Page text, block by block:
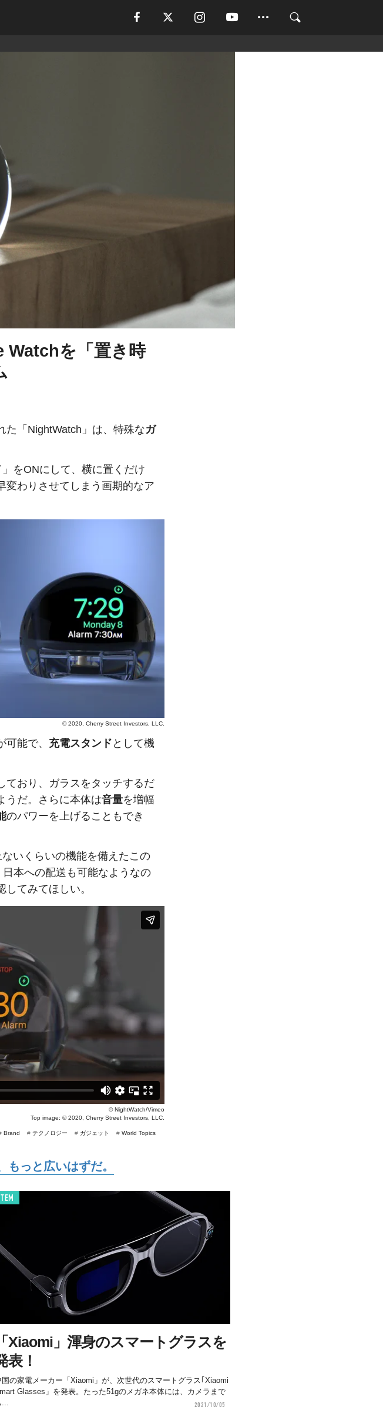
Watchを「置き時
た「NightWatch」は、特殊なガ
をONにして、横に置くだけ
変わりさせてしまう画期的なア
© 2020, Cherry Street Investors, LLC.
能で、 充電スタンド として機
ており、ガラスをタッチするだ
うだ。さらに本体は音量を増幅
のパワーを上げることもでき
いくらいの機能を備えたこの
本への配送も可能なようなの
してみてほしい。
© NightWatch/Vimeo
Top image: ©2020, Cherry Street Investors, LLC.
# World Topics
# ガジェット
# テクノロジー
Brand
っと広いはずだ。
ITEM
「Xiaomi」渾身のスマートグラスを
表！
国の家電メーカー「Xiaomi」が、次世代のスマートグラス｢Xiaomi
Glasses」を発表。たった51gのメガネ本体には、カメラまで
...
2021/10/05